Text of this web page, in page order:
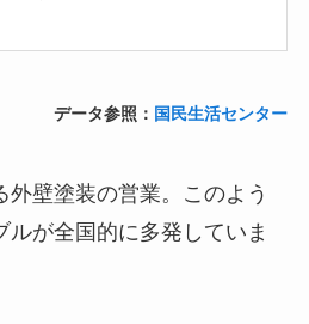
データ参照： 国民生活センター
外壁塗装の営業。このよう
ルが全国的に多発していま